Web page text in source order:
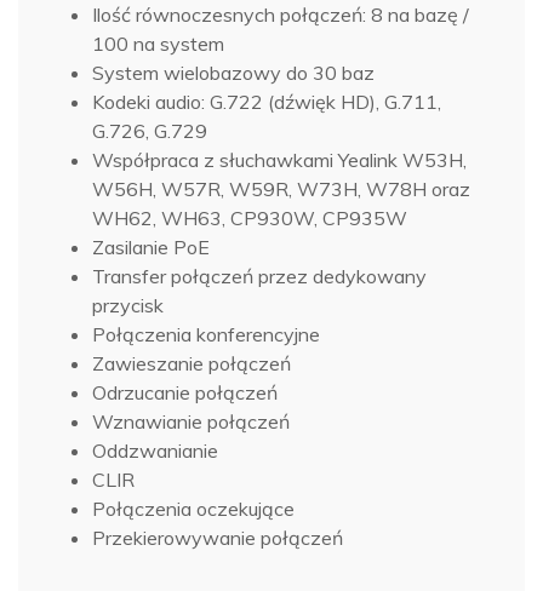
Ilość równoczesnych połączeń: 8 na bazę /
100 na system
System wielobazowy do 30 baz
Kodeki audio: G.722 (dźwięk HD), G.711,
G.726, G.729
Współpraca z słuchawkami Yealink W53H,
W56H, W57R, W59R, W73H, W78H oraz
WH62, WH63, CP930W, CP935W
Zasilanie PoE
Transfer połączeń przez dedykowany
przycisk
Połączenia konferencyjne
Zawieszanie połączeń
Odrzucanie połączeń
Wznawianie połączeń
Oddzwanianie
CLIR
Połączenia oczekujące
Przekierowywanie połączeń